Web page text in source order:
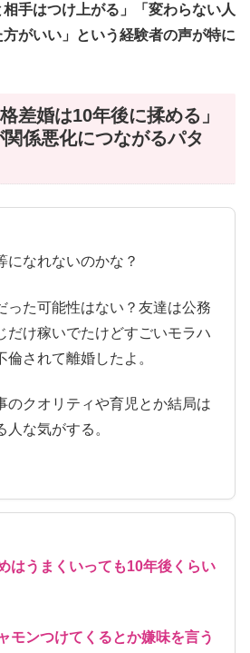
手はつけ上がる」「変わらない人
がいい」という経験者の声が特に
差婚は10年後に揉める」
係悪化につながるパタ
になれないのかな？
った可能性はない？友達は公務
だけ稼いでたけどすごいモラハ
されて離婚したよ。
のクオリティや育児とか結局は
な気がする。
はうまくいっても10年後くらい
モンつけてくるとか嫌味を言う